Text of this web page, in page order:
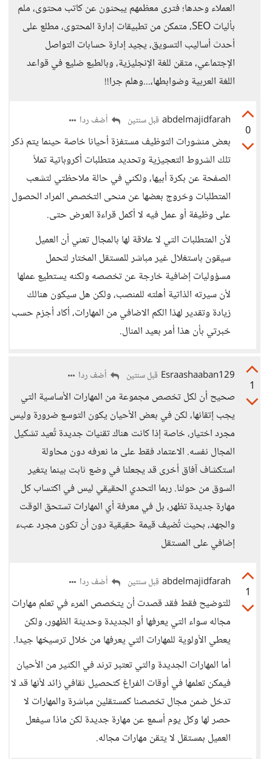
العملاء وحدها؛ فترى معظمهم يبحثون عن كاتب محتوى، ملم
بأليات SEO، متمكن من تطبيقات إدارة المحتوى، مطلع على
أحدث أساليب التسويق، يجيد إدارة حسابات التواصل
الإجتماعي، متقن للغة الإنجليزية، وبالطبع ضليع في قواعد
اللغة العربية وضوابطها،...وهلم جرا!!
0
abdelmajidfarah قبل سنتين أضف ردا
بعض منشورات التوظيف مستفزة أحيانا خاصة حينما يتم ذكر
تلك الشروط التعجيزية وتحديد متطلبات أكروباتية تملأ
الصفحة عن بكرة أبيها، ولكني في حالة ملاحظتي لتشعب
المتطلبات وخروج بعضها عن منحى التخصص المراد الحصول
على وظيفة أو عمل فيه لا أكمل قراءة العرض حتى.
لأن المتطلبات التي لا علاقة لها بالمجال تعني أن العميل
سيقون باستغلال غير مباشر للمستقل المختار لتحمل
مسؤوليات إضافية خارجة عن تخصصه ولكنه يستطيع عملها
لأن سيرته الذاتية أهلته للمنصب، ولكن هل سيكون هنالك
زيادة وتقدير لهذا الكم الاضافي من المهارات، أكاد أجزم حسب
خبرتي بأن هذا أمر بعيد المنال.
1
Esraashaaban129 قبل سنتين أضف ردا
صحيح أن لكل تخصص مجموعة من المهارات الأساسية التي
يجب إتقانها، لكن في بعض الأحيان يكون التوسع ضرورة وليس
مجرد اختيار، خاصة إذا كانت هناك تقنيات جديدة تُعيد تشكيل
المجال نفسه. الاعتماد فقط على ما نعرفه دون محاولة
استكشاف آفاق أخرى قد يجعلنا في وضع ثابت بينما يتغير
السوق من حولنا. ربما التحدي الحقيقي ليس في اكتساب كل
مهارة جديدة تظهر، بل في معرفة أي المهارات تستحق الوقت
والجهد، بحيث تُضيف قيمة حقيقية دون أن تكون مجرد عبء
إضافي على المستقل
1
abdelmajidfarah قبل سنتين أضف ردا
للتوضيح فقط فقد قصدت أن يتخصص المرء في تعلم مهارات
مجاله سواء التي يعرفها أو الجديدة وحديثة الظهور، ولكن
يعطي الأولوية للمهارات التي يعرفها من خلال ترسيخها جيدا.
أما المهارات الجديدة والتي تعتبر ترند في الكثير من الأحيان
فيمكن تعلمها في أوقات الفراغ كتحصيل ثقافي زائد لأنها قد لا
تدخل ضمن مجال تخصصنا كمستقلين مباشرة والمهارات لا
حصر لها وكل يوم أسمع عن مهارة جديدة لكن ماذا سيفعل
العميل بمستقل لا يتقن مهارات مجاله.